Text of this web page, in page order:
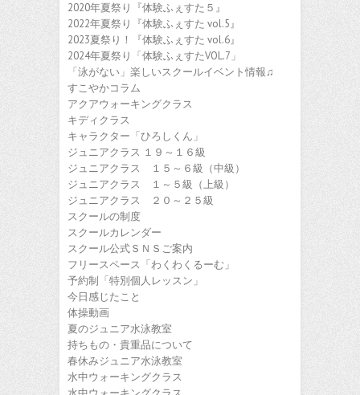
2020年夏祭り『体験ふぇすた５』
2022年夏祭り『体験ふぇすた vol.5』
2023夏祭り！『体験ふぇすた vol.6』
2024年夏祭り「体験ふぇすたVOL.7」
「泳がない」楽しいスクールイベント情報♫
すこやかコラム
アクアウォーキングクラス
キディクラス
キャラクター「ひろしくん」
ジュニアクラス １９～１６級
ジュニアクラス １５～６級（中級）
ジュニアクラス １～５級（上級）
ジュニアクラス ２０～２５級
スクールの制度
スクールカレンダー
スクール公式ＳＮＳご案内
フリースペース「わくわくるーむ」
予約制「特別個人レッスン」
今日感じたこと
体操動画
夏のジュニア水泳教室
持ちもの・貴重品について
春休みジュニア水泳教室
水中ウォーキングクラス